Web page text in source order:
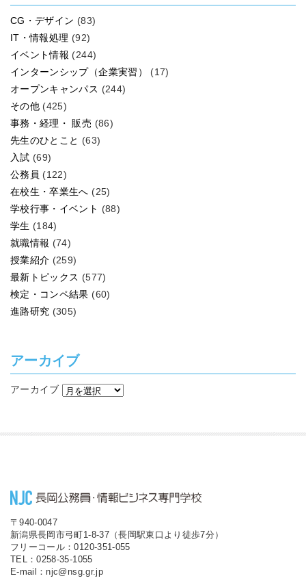
CG・デザイン (83)
IT・情報処理 (92)
イベント情報 (244)
インターンシップ（企業実習）
(17)
オープンキャンパス (244)
その他 (425)
事務・経理・ 販売 (86)
先生のひとこと (63)
入試 (69)
公務員 (122)
在校生・卒業生へ (25)
学校行事・イベント (88)
学生 (184)
就職情報 (74)
授業紹介 (259)
最新トピックス (577)
検定・コンペ結果 (60)
進路研究 (305)
アーカイブ
アーカイブ
〒940-0047
新潟県長岡市弓町1-8-37（長岡駅東口より徒歩7分）
フリーコール：0120-351-055
TEL：0258-35-1055
E-mail：njc@nsg.gr.jp